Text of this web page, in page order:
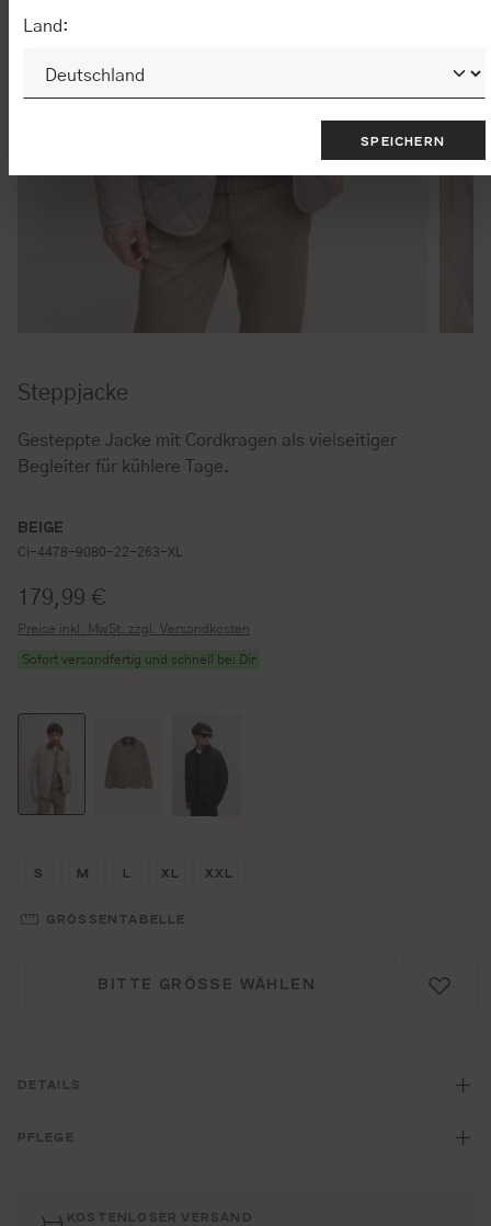
Steppjacke
Gesteppte Jacke mit Cordkragen als vielseitiger
Begleiter für kühlere Tage.
BEIGE
CI-4478-9080-22-263-XL
Regulärer Preis:
179,99 €
Preise inkl. MwSt. zzgl. Versandkosten
Sofort versandfertig und schnell bei Dir
Größe wählen
S Größe wählen
M Größe wählen
L Größe wählen
XL Größe wählen
XXL
GRÖSSENTABELLE
BITTE GRÖSSE WÄHLEN
DETAILS
PFLEGE
KOSTENLOSER VERSAND
Land:
SPEICHERN